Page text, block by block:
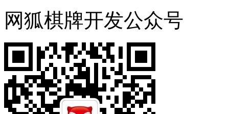
网狐棋牌开发公众号